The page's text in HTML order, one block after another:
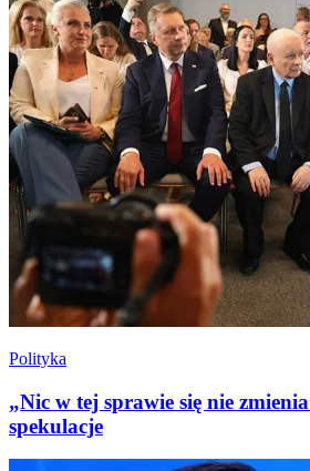
Polityka
„Nic w tej sprawie się nie
spekulacje